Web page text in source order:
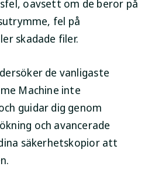
oavsett om de beror på
fel på
skadade filer.
de vanligaste
Machine inte
guidar dig genom
och avancerade
säkerhetskopior att